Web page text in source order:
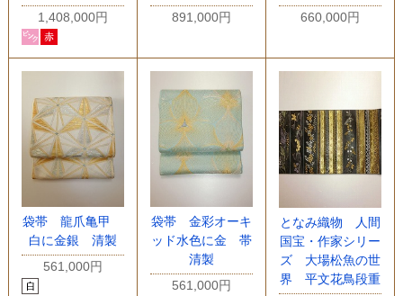
1,408,000円
891,000円
660,000円
袋帯 龍爪亀甲
白に金銀 清製
561,000円
袋帯 金彩オーキ
ッド水色に金 帯
清製
561,000円
となみ織物 人間
国宝・作家シリー
ズ 大場松魚の世
界 平文花鳥段重